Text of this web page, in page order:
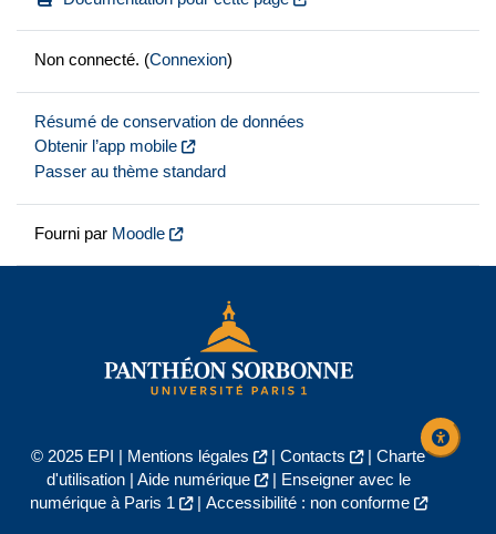
Non connecté. (Connexion)
Résumé de conservation de données
Obtenir l’app mobile
Passer au thème standard
Fourni par Moodle
© 2025 EPI | Mentions légales | Contacts | Charte
d'utilisation| Aide numérique |
Enseigner avec le
numérique à Paris 1
| Accessibilité : non conforme